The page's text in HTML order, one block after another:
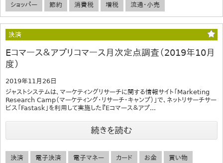
ショッパー 節約 消費税 増税 流通・小売
決済
Eコマース＆アプリコマース月次定点調査（2019年10月
度）
2019年11月26日
ジャストシステムは、マーケティングリサーチに関する情報サイト「Marketing
Research Camp（マーケティング・リサーチ・キャンプ）」で、ネットリサーチサー
ビス「Fastask」を利用して実施した『Eコマース＆アプ...
続きを読む
決済 電子決済 電子マネー カード お金 買い物